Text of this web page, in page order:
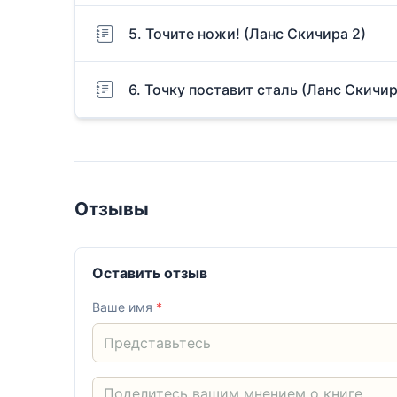
5. Точите ножи! (Ланс Скичира 2)
6. Точку поставит сталь (Ланс
Отзывы
Оставить отзыв
Ваше имя *